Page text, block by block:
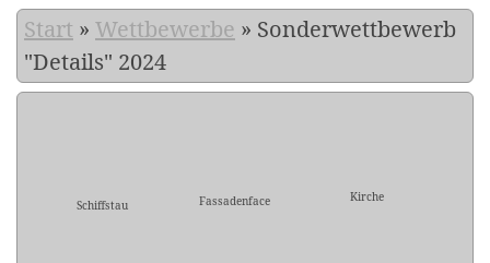
Start » Wettbewerbe » Sonderwettbewerb
"Details" 2024
Schiffstau Fassadenface Kirche